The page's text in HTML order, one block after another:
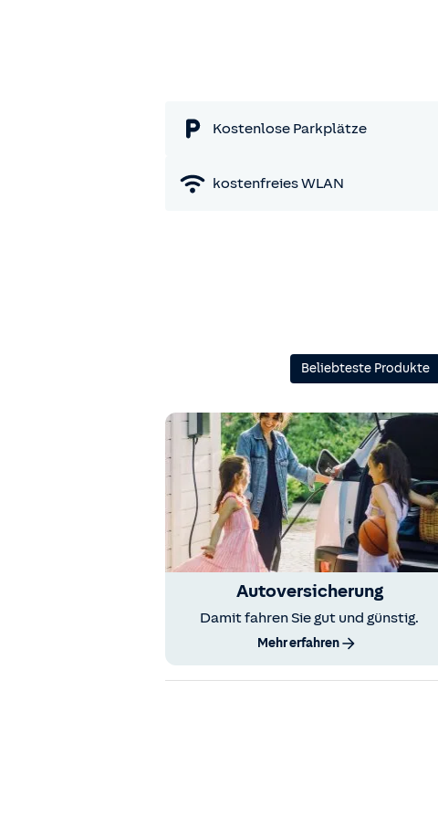
Kostenlose Parkplätze
kostenfreies WLAN
Beliebteste Produkte
Autoversicherung
Damit fahren Sie gut und günstig.
Mehr erfahren